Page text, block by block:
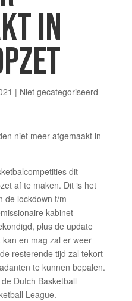
IN
| Niet gecategoriseerd
dit
af te maken. Dit is het
de lockdown t/m
kabinet
plus de update
en mag zal er weer
resterende tijd zal tekort
te kunnen bepalen.
Dutch Basketball
League.